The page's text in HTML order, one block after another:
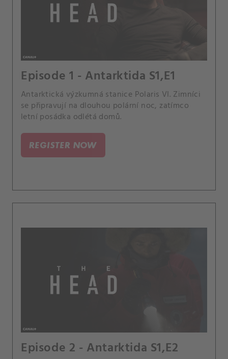
Episode 1 - Antarktida S1,E1
Antarktická výzkumná stanice Polaris VI. Zimníci
se připravují na dlouhou polární noc, zatímco
letní posádka odlétá domů.
REGISTER NOW
Episode 2 - Antarktida S1,E2